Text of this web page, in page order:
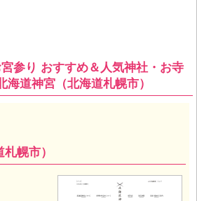
参り おすすめ＆人気神社・お寺
道神宮（北海道札幌市）
幌市）